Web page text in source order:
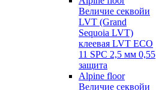
Величие секвойи
LVT (Grand
Sequoia LVT)
клеевая LVT ECO
11 SPC 2,5 мм 0,55
защита
Alpine floor
Величие секвойи